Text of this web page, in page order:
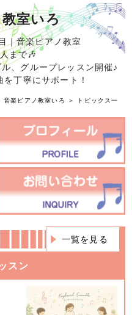
室いろ
｜音楽ピアノ教室
まで🎶
、グループレッスン開催♪
丁寧にサポート！
音楽ピアノ教室いろ ＞
トピックス一
一覧を見る
スン